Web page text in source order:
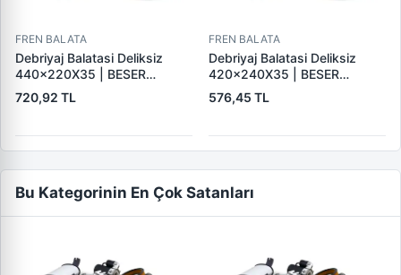
FREN BALATA
Debriyaj Balatasi Deliksiz
440×220X35 | BESER
440X220X35
720,92 TL
FREN BALATA
Debriyaj Balatasi Deliksiz
420×240X35 | BESER
420X240X35
576,45 TL
Bu Kategorinin En Çok Satanları